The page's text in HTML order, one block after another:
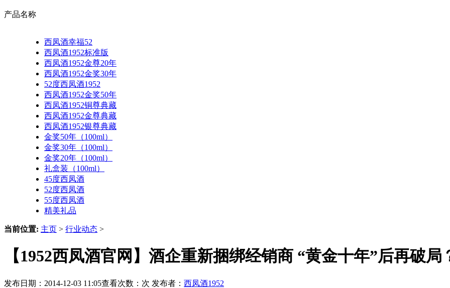
产品名称
西凤酒幸福52
西凤酒1952标准版
西凤酒1952金尊20年
西凤酒1952金奖30年
52度西凤酒1952
西凤酒1952金奖50年
西凤酒1952铜尊典藏
西凤酒1952金尊典藏
西凤酒1952银尊典藏
金奖50年（100ml）
金奖30年（100ml）
金奖20年（100ml）
礼盒装（100ml）
45度西凤酒
52度西凤酒
55度西凤酒
精美礼品
当前位置: 主页 > 行业动态 >
【1952西凤酒官网】酒企重新捆绑经销商 “黄金十年”后再破局
发布日期：2014-12-03 11:05查看次数： 次 发布者： 西凤酒1952